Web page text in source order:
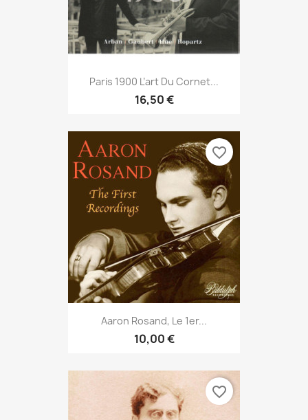
Paris 1900 L’art Du Cornet...
16,50 €
Aaron Rosand, Le 1er...
10,00 €
favorite_border
favorite_border